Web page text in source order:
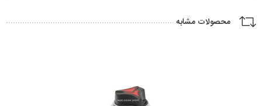
محصولات مشابه